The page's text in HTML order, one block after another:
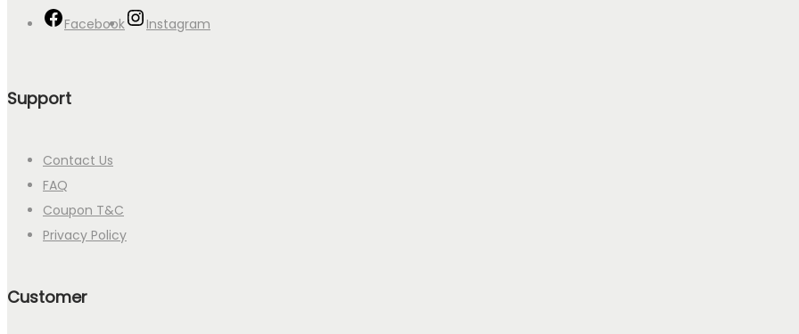
Facebook Instagram
Support
Contact Us
FAQ
Coupon T&C
Privacy Policy
Customer